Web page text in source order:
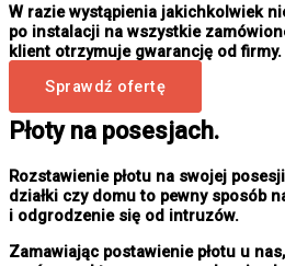
W razie wystąpienia jakichkolwiek
po instalacji na wszystkie
klient otrzymuje gwarancję od firmy.
Sprawdź ofertę
Płoty na posesjach.
Rozstawienie płotu na swojej
działki czy domu to pewny sposób
i odgrodzenie się od intruzów.
Zamawiając postawienie płotu u